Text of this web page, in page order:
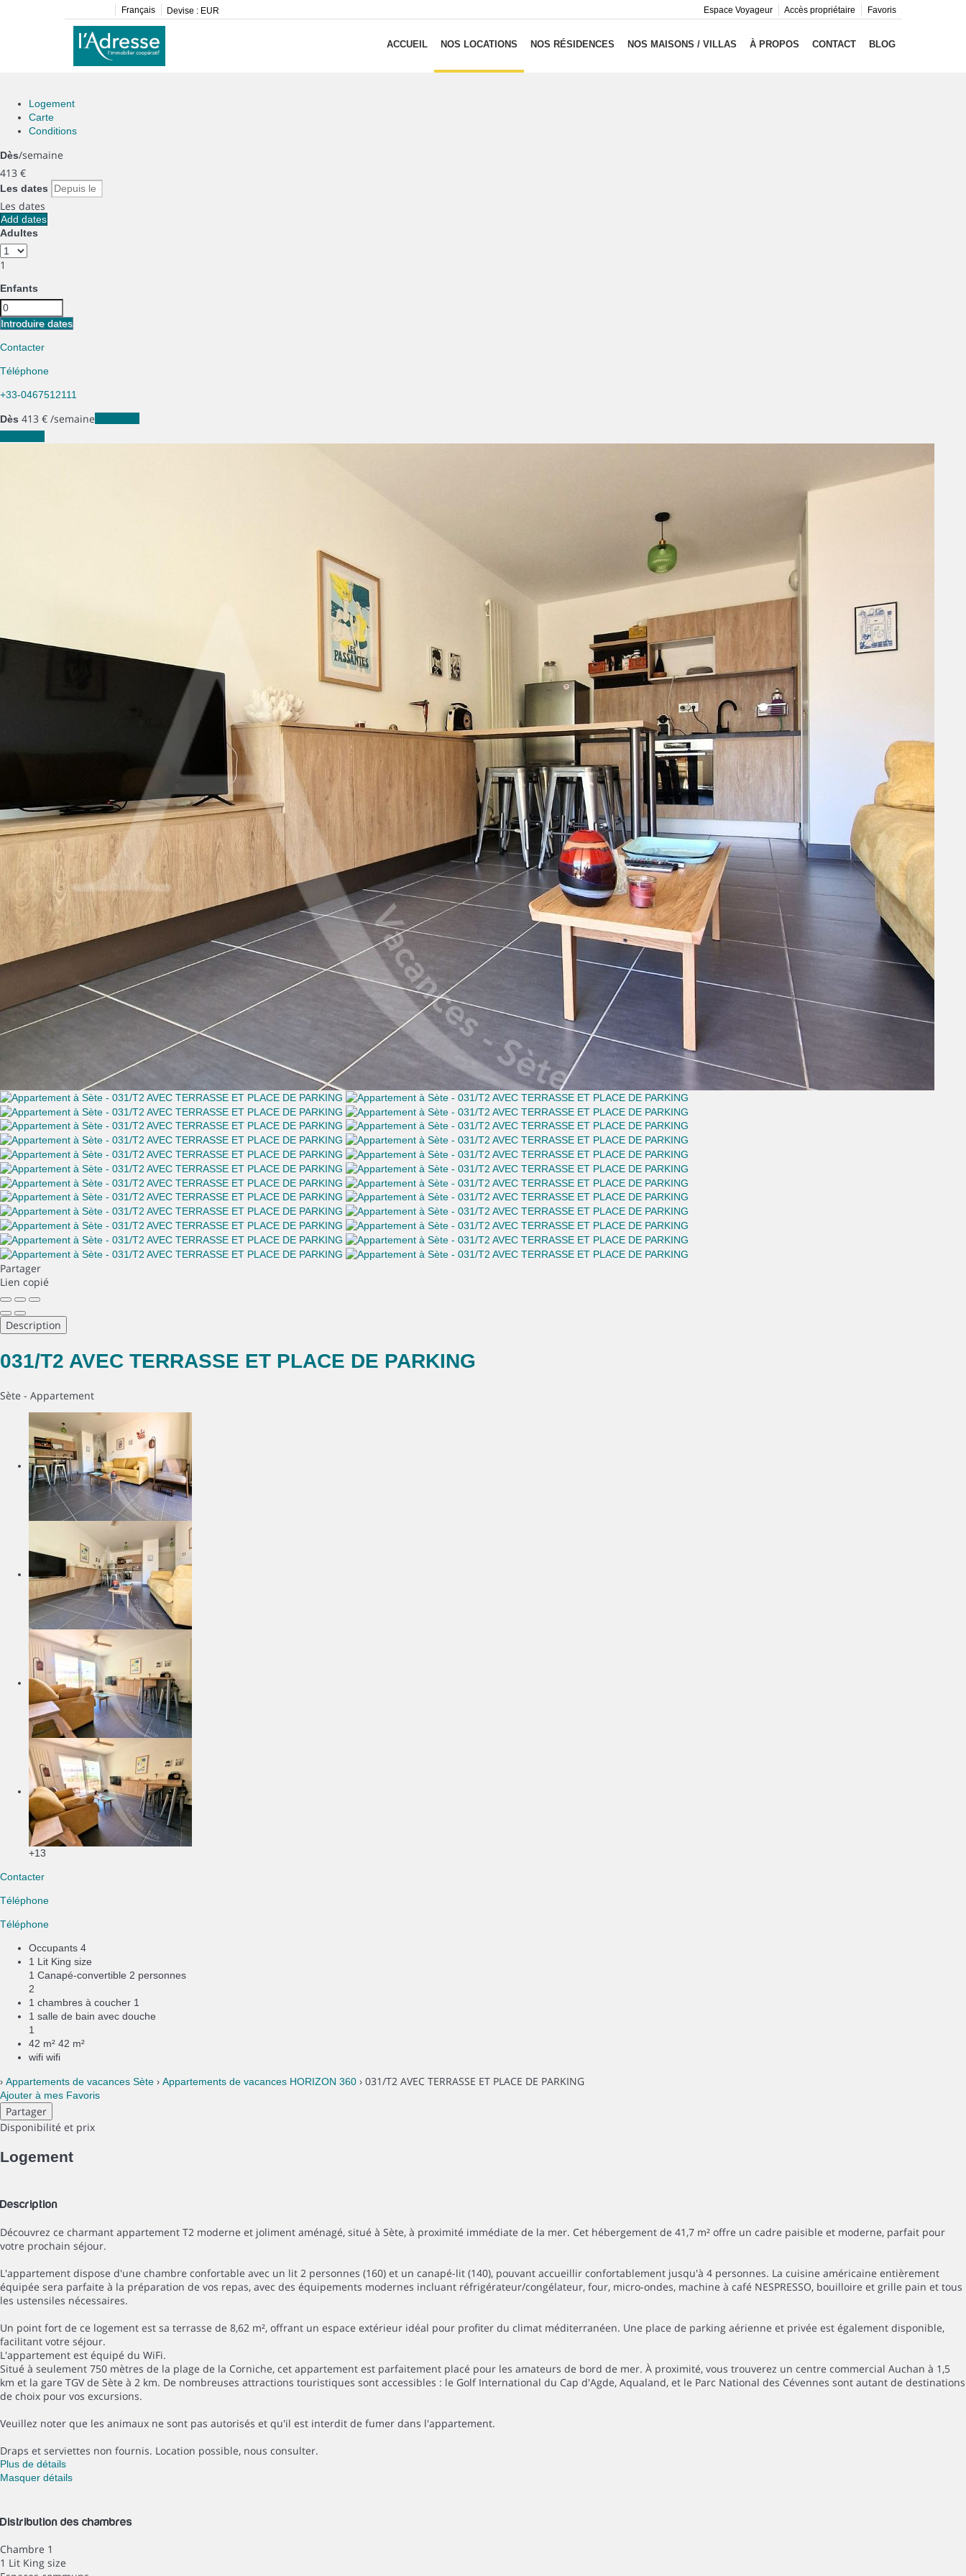
Français Devise : EUR Favoris
Accès propriétaire
Espace Voyageur
ACCUEIL NOS LOCATIONS NOS RÉSIDENCES NOS MAISONS / VILLAS À PROPOS CONTACT BLOG
Logement
Carte
Conditions
Dès/semaine
413 €
Les dates
Les dates
Add dates
Adultes
1
Enfants
Introduire dates
Contacter
Téléphone
+33-0467512111
Dès 413 € /semaine
Partager
Lien copié
Description
031/T2 AVEC TERRASSE ET PLACE DE PARKING
Sète - Appartement
+13
Contacter
Téléphone
Téléphone
Occupants 4
1 Lit King size
1 Canapé-convertible 2 personnes
2
1 chambres à coucher 1
1 salle de bain avec douche
1
42 m² 42 m²
wifi wifi
› Appartements de vacances Sète › Appartements de vacances HORIZON 360 › 031/T2 AVEC TERRASSE ET PLACE DE PARKING
Ajouter à mes Favoris
Partager
Disponibilité et prix
Logement
Description
Découvrez ce charmant appartement T2 moderne et joliment aménagé, situé à Sète, à proximité immédiate de la mer. Cet hébergement de 41,7 m² offre un cadre paisible et moderne, parfait pour
votre prochain séjour.
L'appartement dispose d'une chambre confortable avec un lit 2 personnes (160) et un canapé-lit (140), pouvant accueillir confortablement jusqu'à 4 personnes. La cuisine américaine entièrement
équipée sera parfaite à la préparation de vos repas, avec des équipements modernes incluant réfrigérateur/congélateur, four, micro-ondes, machine à café NESPRESSO, bouilloire et grille pain et tous
les ustensiles nécessaires.
Un point fort de ce logement est sa terrasse de 8,62 m², offrant un espace extérieur idéal pour profiter du climat méditerranéen. Une place de parking aérienne et privée est également disponible,
facilitant votre séjour.
L'appartement est équipé du WiFi.
Situé à seulement 750 mètres de la plage de la Corniche, cet appartement est parfaitement placé pour les amateurs de bord de mer. À proximité, vous trouverez un centre commercial Auchan à 1,5
km et la gare TGV de Sète à 2 km. De nombreuses attractions touristiques sont accessibles : le Golf International du Cap d'Agde, Aqualand, et le Parc National des Cévennes sont autant de destinations
de choix pour vos excursions.
Veuillez noter que les animaux ne sont pas autorisés et qu'il est interdit de fumer dans l'appartement.
Draps et serviettes non fournis. Location possible, nous consulter.
Plus de détails
Masquer détails
Distribution des chambres
Chambre 1
1 Lit King size